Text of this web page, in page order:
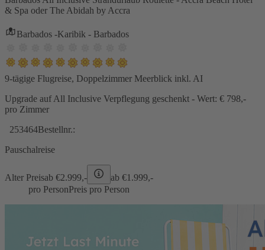
& Spa oder The Abidah by Accra
Barbados -Karibik - Barbados
9-tägige Flugreise, Doppelzimmer Meerblick inkl. AI
Upgrade auf All Inclusive Verpflegung geschenkt - Wert: € 798,-
pro Zimmer
253464Bestellnr.:
Pauschalreise
Alter Preisab €2.999,- ab €1.999,-
pro PersonPreis pro Person